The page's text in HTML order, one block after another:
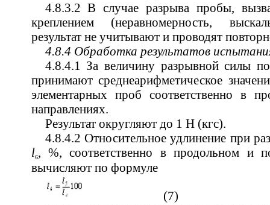
4.8.3.2 В случае разрыва пробы,
креплением (неравномерность,
результат не учитывают и проводят
4.8.4 Обработка результатов
4.8.4.1 За величину разрывной силы
принимают среднеарифметическое
элементарных проб соответственно в
направлениях.
Результат округляют до 1 Н (кгс).
4.8.4.2 Относительное удлинение при
l6, %, соответственно в продольном и
вычисляют по формуле
(7)